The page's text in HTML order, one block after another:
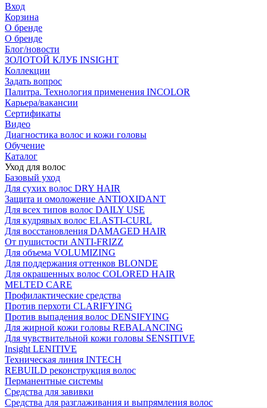
Вход
Корзина
О бренде
О бренде
Блог/новости
ЗОЛОТОЙ КЛУБ INSIGHT
Коллекции
Задать вопрос
Палитра. Технология применения INCOLOR
Карьера/вакансии
Сертификаты
Видео
Диагностика волос и кожи головы
Обучение
Каталог
Уход для волос
Базовый уход
Для сухих волос DRY HAIR
Защита и омоложение ANTIOXIDANT
Для всех типов волос DAILY USE
Для кудрявых волос ELASTI-CURL
Для восстановления DAMAGED HAIR
От пушистости ANTI-FRIZZ
Для объема VOLUMIZING
Для поддержания оттенков BLONDE
Для окрашенных волос COLORED HAIR
MELTED CARE
Профилактические средства
Против перхоти CLARIFYING
Против выпадения волос DENSIFYING
Для жирной кожи головы REBALANCING
Для чувствительной кожи головы SENSITIVE
Insight LENITIVE
Техническая линия INTECH
REBUILD реконструкция волос
Перманентные системы
Средства для завивки
Средства для разглаживания и выпрямления волос